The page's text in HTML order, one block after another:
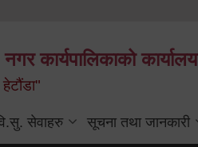
कार्यपालिकाको कार्यालय
सेवाहरु सूचना तथा जानकारी